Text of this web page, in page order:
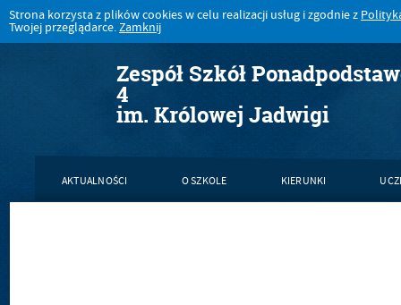
Strona korzysta z plików cookies w celu realizacji usług i zgodnie z
Twojej przeglądarce.Zamknij
Zespół Szkół
4
im. Królowej Jadwigi
AKTUALNOŚCI O SZKOLE KIERUNKI